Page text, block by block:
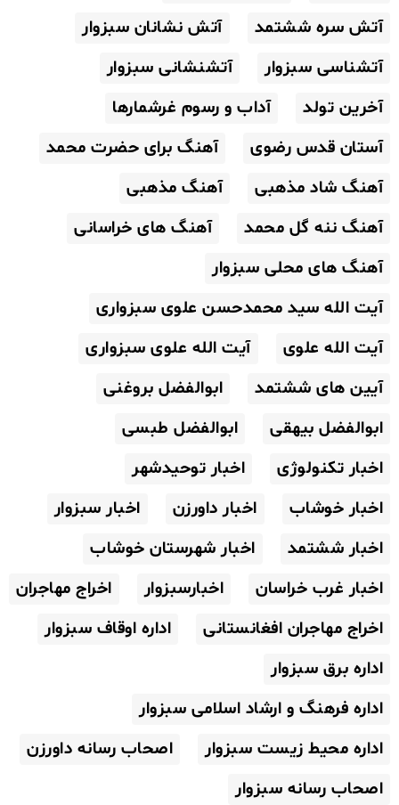
آتش سره ششتمد
آتش نشانان سبزوار
آتشناسی سبزوار
آتشنشانی سبزوار
آخرین تولد
آداب و رسوم غرشمارها
آستان قدس رضوی
آهنگ برای حضرت محمد
آهنگ شاد مذهبی
آهنگ مذهبی
آهنگ ننه گل محمد
آهنگ های خراسانی
آهنگ های محلی سبزوار
آیت الله سید محمدحسن علوی سبزواری
آیت الله علوی
آیت الله علوی سبزواری
آیین های ششتمد
ابوالفضل بروغنی
ابوالفضل بیهقی
ابوالفضل طبسی
اخبار تکنولوژی
اخبار توحیدشهر
اخبار خوشاب
اخبار داورزن
اخبار سبزوار
اخبار ششتمد
اخبار شهرستان خوشاب
اخبار غرب خراسان
اخبارسبزوار
اخراج مهاجران
اخراج مهاجران افغانستانی
اداره اوقاف سبزوار
اداره برق سبزوار
اداره فرهنگ و ارشاد اسلامی سبزوار
اداره محیط زیست سبزوار
اصحاب رسانه داورزن
اصحاب رسانه سبزوار